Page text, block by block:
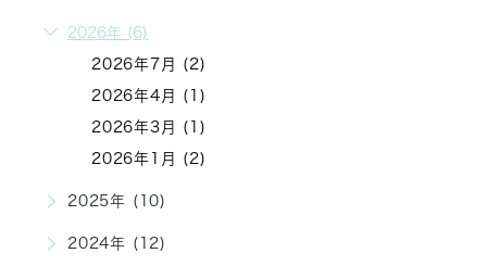
2026年 (6)
2026年7月 (2)
2026年4月 (1)
2026年3月 (1)
2026年1月 (2)
2025年 (10)
2024年 (12)